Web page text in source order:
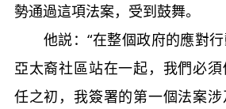
勢通過這項法案，受到鼓舞。
他説：“在整個政府的應對行
亞太裔社區站在一起，我們必
任之初，我簽署的第一個法案